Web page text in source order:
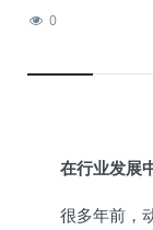
0
在行业发展
很多年前，